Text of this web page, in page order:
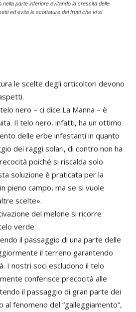
nella parte inferiore evitando la crescita delle
ed evita le scottature dei frutti che vi si
le scelte degli orticoltori devono
nero – ci dice La Manna – è
Il telo nero, infatti, ha un ottimo
delle erbe infestanti in quanto
dei raggi solari, di contro non ha
poiché si riscalda solo
soluzione è praticata per la
pieno campo, ma se si vuole
scelte».
del melone si ricorre
verde.
il passaggio di una parte delle
il terreno garantendo
I nostri soci escludono il telo
conferisce precocità alle
il passaggio di gran parte dei
fenomeno del “galleggiamento”,